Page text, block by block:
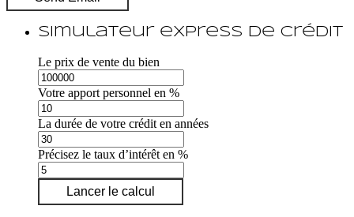
Simulateur express de crédit
Le prix de vente du bien
Votre apport personnel en %
La durée de votre crédit en années
Précisez le taux d’intérêt en %
Lancer le calcul